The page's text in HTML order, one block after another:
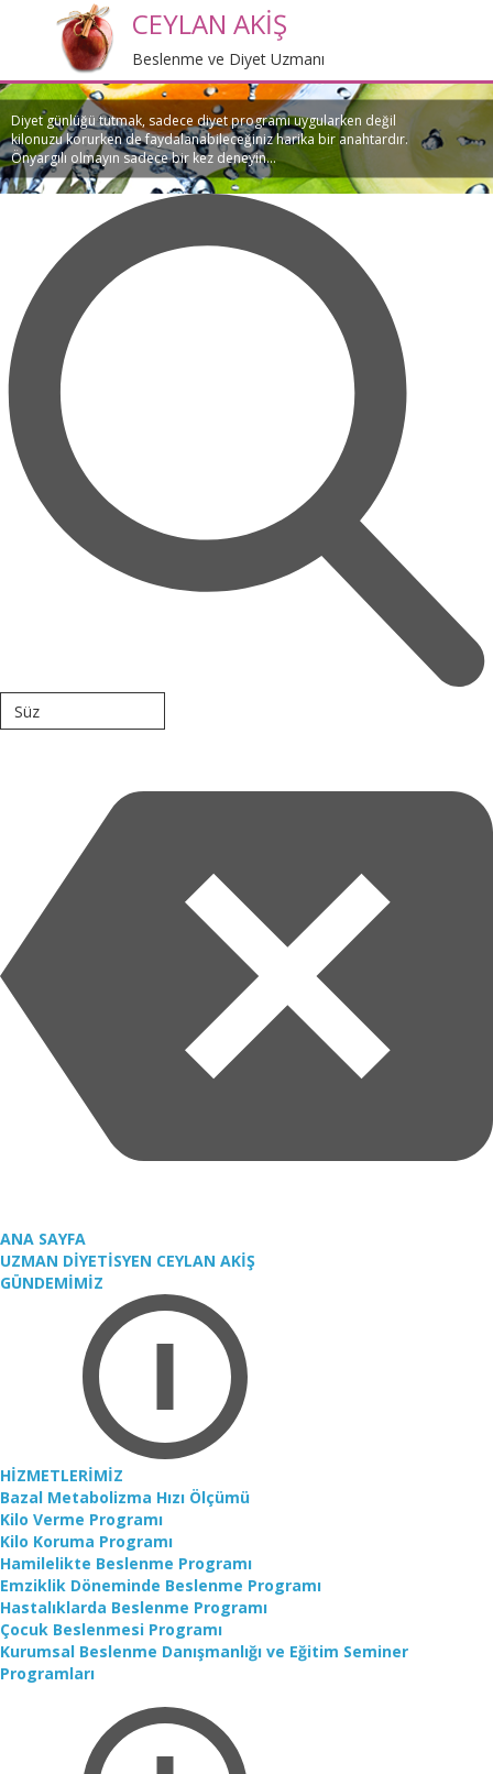
CEYLAN AKİŞ
Beslenme ve Diyet Uzmanı
Diyet günlüğü tutmak, sadece diyet programı uygularken değil
kilonuzu korurken de faydalanabileceğiniz harika bir anahtardır.
Önyargılı olmayın sadece bir kez deneyin...
ANA SAYFA
UZMAN DİYETİSYEN CEYLAN AKİŞ
GÜNDEMİMİZ
HİZMETLERİMİZ
Bazal Metabolizma Hızı Ölçümü
Kilo Verme Programı
Kilo Koruma Programı
Hamilelikte Beslenme Programı
Emziklik Döneminde Beslenme Programı
Hastalıklarda Beslenme Programı
Çocuk Beslenmesi Programı
Kurumsal Beslenme Danışmanlığı ve Eğitim Seminer
Programları